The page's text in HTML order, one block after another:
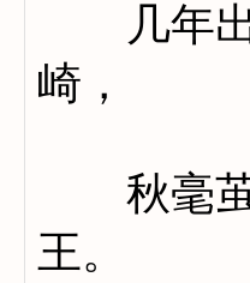
几年出
崎，
秋毫茧
王。